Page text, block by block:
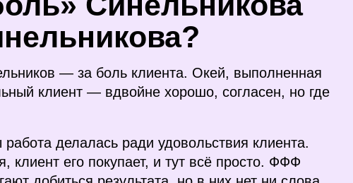
— за боль клиента. Окей, выполненная
клиент — вдвойне хорошо, согласен, но где
делалась ради удовольствия клиента.
его покупает, и тут всё просто. ФФФ